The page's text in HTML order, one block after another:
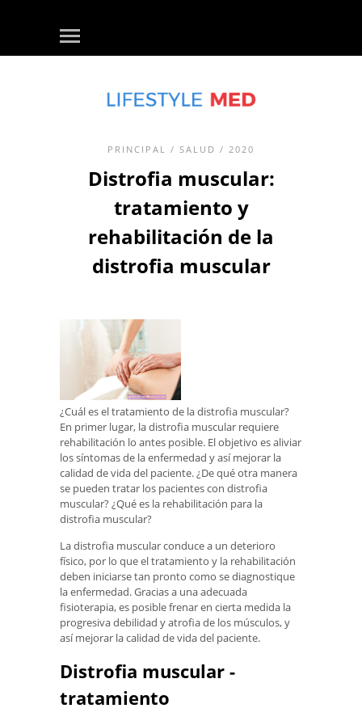
PRINCIPAL / SALUD / 2020
Distrofia muscular:
tratamiento y
rehabilitación de la
distrofia muscular
¿Cuál es el tratamiento de la distrofia muscular?
En primer lugar, la distrofia muscular requiere
rehabilitación lo antes posible. El objetivo es aliviar
los síntomas de la enfermedad y así mejorar la
calidad de vida del paciente. ¿De qué otra manera
se pueden tratar los pacientes con distrofia
muscular? ¿Qué es la rehabilitación para la
distrofia muscular?
La distrofia muscular conduce a un deterioro
físico, por lo que el tratamiento y la rehabilitación
deben iniciarse tan pronto como se diagnostique
la enfermedad. Gracias a una adecuada
fisioterapia, es posible frenar en cierta medida la
progresiva debilidad y atrofia de los músculos, y
así mejorar la calidad de vida del paciente.
Distrofia muscular -
tratamiento